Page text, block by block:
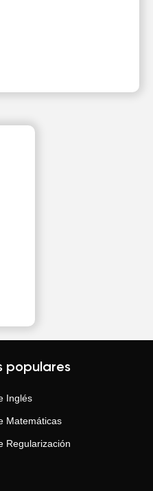
populares
Inglés
Matemáticas
Regularización